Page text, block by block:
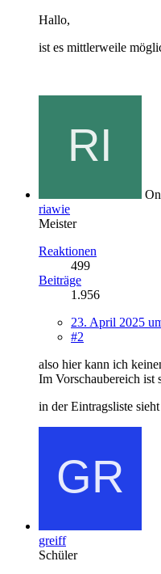
Hallo,
ist es mittlerweile
riawie
Meister
Reaktionen
499
Beiträge
1.956
23. April 2025
#2
also hier kann ich
Im Vorschaubereich ist
in der Eintragsliste
greiff
Schüler